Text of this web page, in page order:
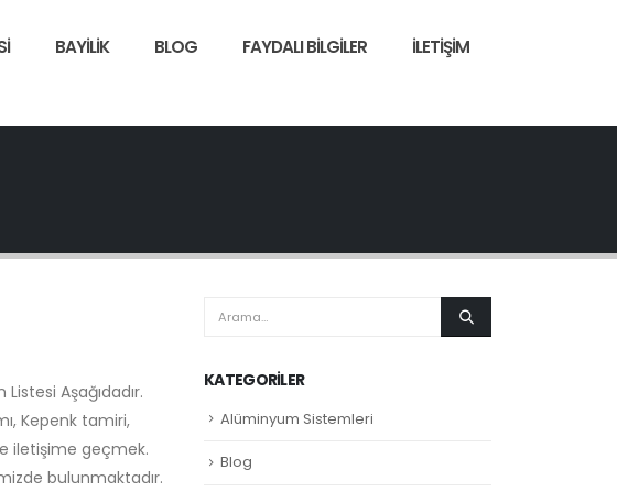
BAYILIK BLOG FAYDALI BILGILER İLETIŞIM
Aşağıdadır.
Kepenk tamiri,
iletişime geçmek.
bulunmaktadır.
KATEGORILER
Alüminyum Sistemleri
Blog